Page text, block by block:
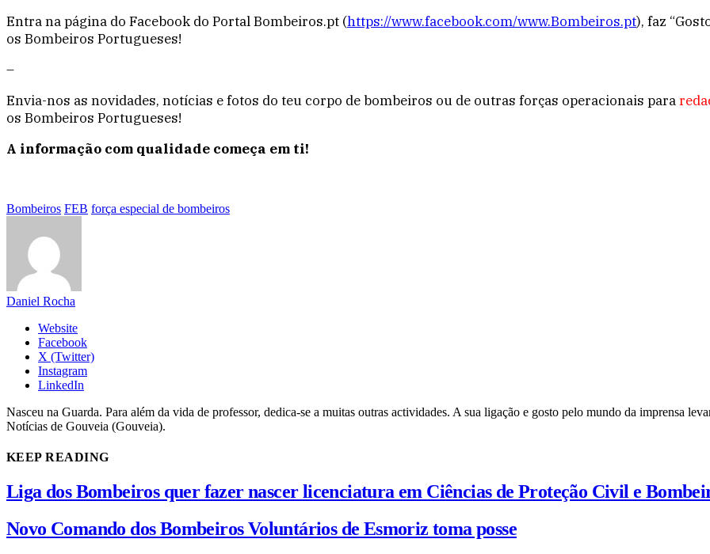
Entra na página do Facebook do Portal Bombeiros.pt (https://www.facebook.com/www.Bombeiros.pt), faz
os Bombeiros Portugueses!
–
Envia-nos as novidades, notícias e fotos do teu corpo de bombeiros ou de outras forças operacionais para
os Bombeiros Portugueses!
A informação com qualidade começa em ti!
Bombeiros FEB força especial de bombeiros
Daniel Rocha
Website
Facebook
X (Twitter)
Instagram
LinkedIn
Nasceu na Guarda. Para além da vida de professor, dedica-se a muitas outras actividades. A sua ligação e gosto pelo mundo da imprensa
Notícias de Gouveia (Gouveia).
KEEP READING
Liga dos Bombeiros quer fazer nascer licenciatura em Ciências de Proteção Civil e
Novo Comando dos Bombeiros Voluntários de Esmoriz toma posse